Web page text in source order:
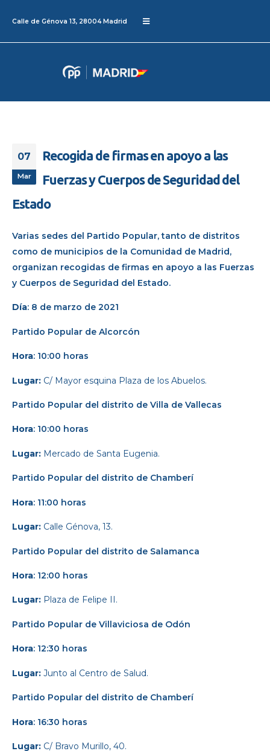
Calle de Génova 13, 28004 Madrid
07
Mar
Recogida de firmas en apoyo a las
Fuerzas y Cuerpos de Seguridad del
Estado
Varias sedes del Partido Popular, tanto de distritos
como de municipios de la Comunidad de Madrid,
organizan recogidas de firmas en apoyo a las Fuerzas
y Cuerpos de Seguridad del Estado.
Día: 8 de marzo de 2021
Partido Popular de Alcorcón
Hora: 10:00 horas
Lugar: C/ Mayor esquina Plaza de los Abuelos.
Partido Popular del distrito de Villa de Vallecas
Hora: 10:00 horas
Lugar: Mercado de Santa Eugenia.
Partido Popular del distrito de Chamberí
Hora: 11:00 horas
Lugar: Calle Génova, 13.
Partido Popular del distrito de Salamanca
Hora: 12:00 horas
Lugar: Plaza de Felipe II.
Partido Popular de Villaviciosa de Odón
Hora: 12:30 horas
Lugar: Junto al Centro de Salud.
Partido Popular del distrito de Chamberí
Hora: 16:30 horas
Lugar: C/ Bravo Murillo, 40.